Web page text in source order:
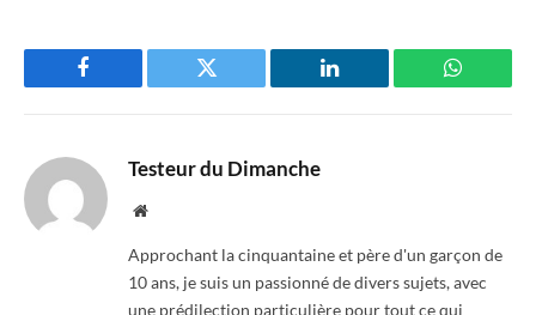
Facebook Twitter LinkedIn
Testeur du Dimanche
Website
Approchant la cinquantaine et père d'un garçon de
10 ans, je suis un passionné de divers sujets, avec
une prédilection particulière pour tout ce qui